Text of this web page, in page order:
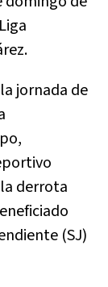
jornada de
derrota
(SJ)